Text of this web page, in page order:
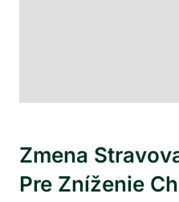
Zmena
Pre Zníženie